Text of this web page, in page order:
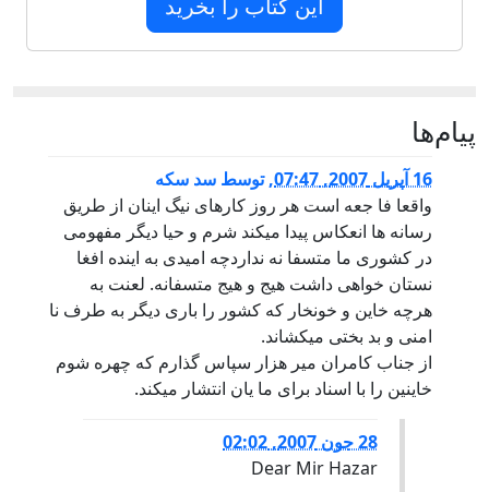
این کتاب را بخرید
پيام‌ها
16 آپریل 2007, 07:47 ,توسط سد سکه
واقعا فا جعه است هر روز کارهای نیگ اینان از طریق
رسانه ها انعکاس پیدا میکند شرم و حیا دیگر مفهومی
در کشوری ما متسفا نه نداردچه امیدی به اینده افغا
نستان خواهی داشت هیج و هیج متسفانه. لعنت به
هرچه خاین و خونخار که کشور را باری دیگر به طرف نا
امنی و بد بختی میکشاند.
از جناب کامران میر هزار سپاس گذارم که چهره شوم
خاینین را با اسناد برای ما یان انتشار میکند.
28 جون 2007, 02:02
Dear Mir Hazar